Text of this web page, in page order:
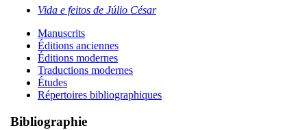
Vida e feitos de Júlio César
Manuscrits
Éditions anciennes
Éditions modernes
Traductions modernes
Études
Répertoires bibliographiques
Bibliographie